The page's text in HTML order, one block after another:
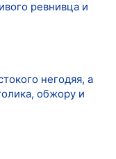
ревнивца и
негодяя, а
обжору и